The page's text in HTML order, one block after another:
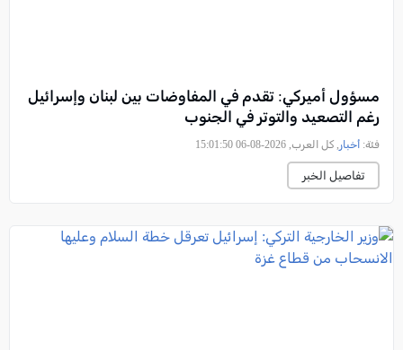
مسؤول أميركي: تقدم في المفاوضات بين لبنان وإسرائيل
رغم التصعيد والتوتر في الجنوب
فئة: أخبار , كل العرب, 2026-08-06 15:01:50
تفاصيل الخبر